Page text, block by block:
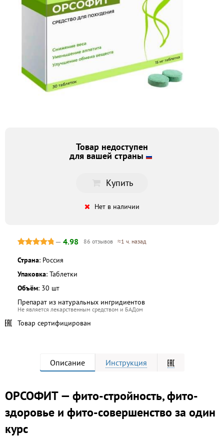
Товар недоступен
для вашей страны
Купить
Нет в наличии
— 4.98 86 отзывов ≈1 ч. назад
Страна: Россия
Упаковка: Таблетки
Объём: 30 шт
Препарат из натуральных ингридиентов
Не является лекарственным средством и БАДом
Товар сертифицирован
Описание Инструкция
ОРСОФИТ — фито-стройность, фито-
здоровье и фито-совершенство за один
курс